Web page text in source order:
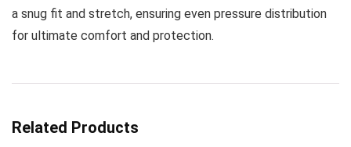
a snug fit and stretch, ensuring even pressure distribution
for ultimate comfort and protection.
Related Products